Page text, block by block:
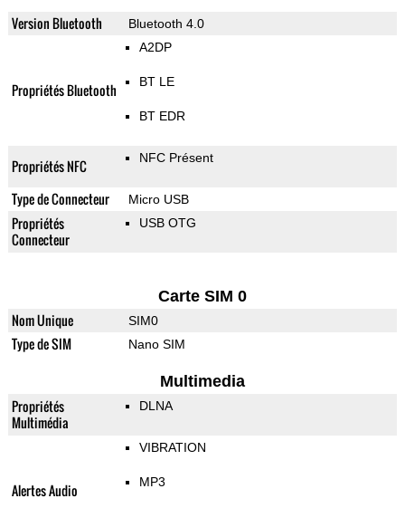
Version Bluetooth Bluetooth 4.0
Propriétés Bluetooth
A2DP
BT LE
BT EDR
Propriétés NFC NFC Présent
Type de Connecteur Micro USB
Propriétés
Connecteur
USB OTG
Carte SIM 0
Nom Unique SIM0
Type de SIM Nano SIM
Multimedia
Propriétés
Multimédia
DLNA
Alertes Audio
VIBRATION
MP3